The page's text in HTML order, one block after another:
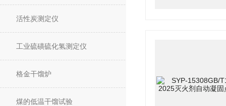
活性炭测定仪
工业硫磺硫化氢测定仪
格金干馏炉
煤的低温干馏试验